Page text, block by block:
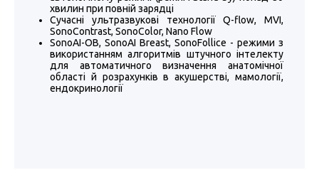
хвилин при повній зарядці
Сучасні ультразвукові технології Q-flow, MVI,
SonoContrast, SonoColor, Nano Flow
SonoAI-OB, SonoAI Breast, SonoFollice - режими з
використанням алгоритмів штучного інтелекту
для автоматичного визначення анатомічної
області й розрахунків в акушерстві, мамології,
ендокринології